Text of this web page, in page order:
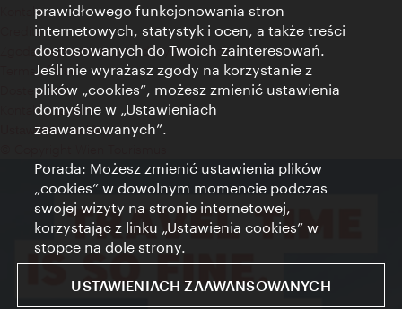
Kontakt
Credits
Zgoda na przetwarzanie danych osobowych
Terms of Use
Dostępność
Kontakt prasowy
Ustawienia cookies
prawidłowego funkcjonowania stron
internetowych, statystyk i ocen, a także treści
dostosowanych do Twoich zainteresowań.
Jeśli nie wyrażasz zgody na korzystanie z
plików „cookies”, możesz zmienić ustawienia
domyślne w „Ustawieniach
zaawansowanych”.
Porada: Możesz zmienić ustawienia plików
„cookies” w dowolnym momencie podczas
swojej wizyty na stronie internetowej,
korzystając z linku „Ustawienia cookies” w
stopce na dole strony.
USTAWIENIACH ZAAWANSOWANYCH